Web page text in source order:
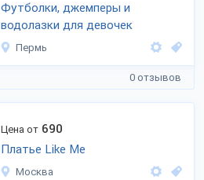
Футболки, джемперы и
водолазки для девочек
Пермь
0 отзывов
Цена от 690
Платье Like Me
Москва